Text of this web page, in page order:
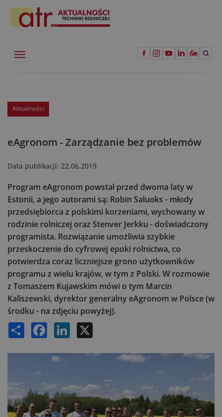
Aktualności
eAgronom - Zarządzanie bez problemów
Data publikacji: 22.06.2019
Program eAgronom powstał przed dwoma laty w
Estonii, a jego autorami są: Robin Saluoks - młody
przedsiębiorca z polskimi korzeniami, wychowany w
rodzinie rolniczej oraz Stenver Jerkku - doświadczony
programista. Rozwiązanie umożliwia szybkie
przeskoczenie do cyfrowej epoki rolnictwa, co
potwierdza coraz liczniejsze grono użytkowników
programu z wielu krajów, w tym z Polski. W rozmowie
z Tomaszem Kujawskim mówi o tym Marcin
Kaliszewski, dyrektor generalny eAgronom w Polsce (w
środku - na zdjęciu powyżej).
Share Facebook LinkedIn